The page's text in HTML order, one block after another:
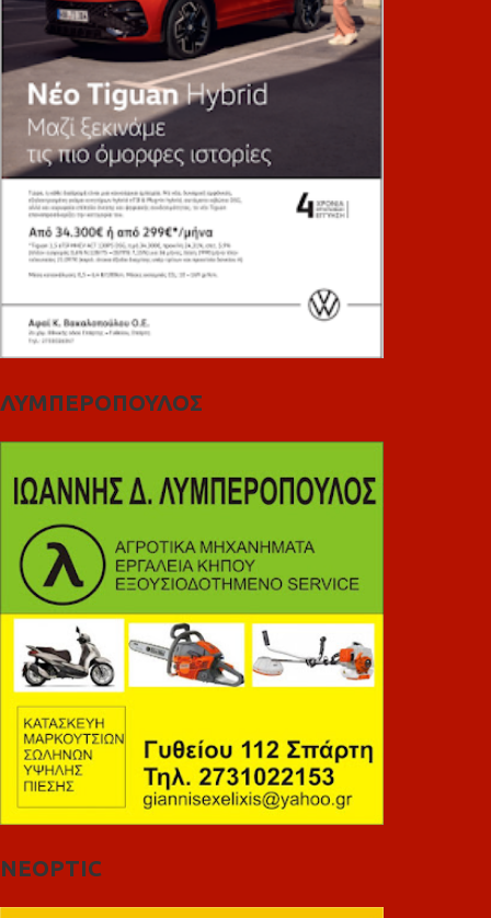
ΛΥΜΠΕΡΟΠΟΥΛΟΣ
NEOPTIC